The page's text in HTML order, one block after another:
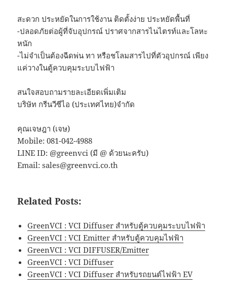
สะดวก ประหยัดในการใช้งาน ติดตั้งง่าย ประหยัดพื้นที่
-ปลอดภัยต่อผู้ที่จับอุปกรณ์ ปราศจากสารไนไตรท์และโลหะ
หนัก
-ไม่จำเป็นต้องฉีดพ่น ทา หรือชโลมสารไปที่ตัวอุปกรณ์ เพียง
แค่วางในตู้ควบคุมระบบไฟฟ้า
สนใจสอบถามรายละเอียดเพิ่มเติม
บริษัท กรีนวีซีไอ (ประเทศไทย)จำกัด
คุณเจษฎา (เจษ)
Mobile: 081-042-4988
LINE ID: @greenvci (มี @ ด้วยนะครับ)
Email: sales@greenvci.co.th
Related Posts:
GreenVCI : VCI Diffuser สำหรับตู้ควบคุมระบบไฟฟ้า
GreenVCI : VCI Emitter สำหรับตู้ควบคุมไฟฟ้า
GreenVCI : VCI DIFFUSER/Emitter
GreenVCI : VCI Diffuser
GreenVCI : VCI Diffuser สำหรับรถยนต์ไฟฟ้า EV